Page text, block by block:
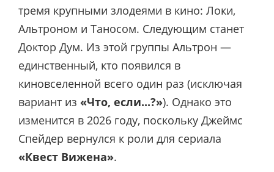
тремя крупными злодеями в кино: Локи,
Альтроном и Таносом. Следующим станет
Доктор Дум. Из этой группы Альтрон —
единственный, кто появился в
киновселенной всего один раз (исключая
вариант из «Что, если...?»). Однако это
изменится в 2026 году, поскольку Джеймс
Спейдер вернулся к роли для сериала
«Квест Вижена».